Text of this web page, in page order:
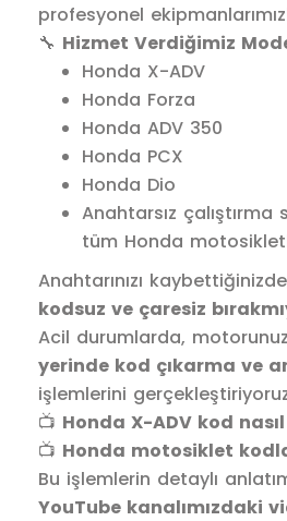
profesyonel
🔧 Hizmet Verdiğimiz
Honda X-ADV
Honda Forza
Honda ADV 350
Honda PCX
Honda Dio
Anahtarsız
tüm Honda
Anahtarınızı
kodsuz ve çaresiz
Acil durumlarda,
yerinde kod çıkarma ve
işlemlerini
📺 Honda X-ADV kod
📺 Honda motosiklet kodla
Bu işlemlerin detaylı
YouTube kanalımızdaki